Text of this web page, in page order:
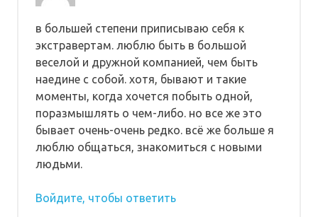
в большей степени приписываю себя к
экстравертам. люблю быть в большой
веселой и дружной компанией, чем быть
наедине с собой. хотя, бывают и такие
моменты, когда хочется побыть одной,
поразмышлять о чем-либо. но все же это
бывает очень-очень редко. всё же больше я
люблю общаться, знакомиться с новыми
людьми.
Войдите, чтобы ответить